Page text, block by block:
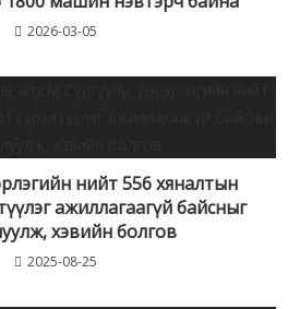
2026-03-05
нийт 556 хяналтын
ажиллагаагүй байсныг
хэвийн болгов
2025-08-25